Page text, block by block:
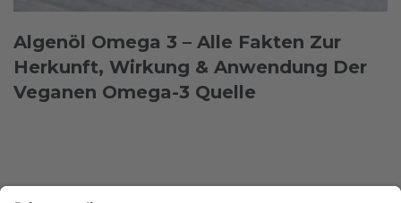
Algenöl Omega 3 – Alle Fakten Zur
Herkunft, Wirkung & Anwendung Der
Veganen Omega-3 Quelle